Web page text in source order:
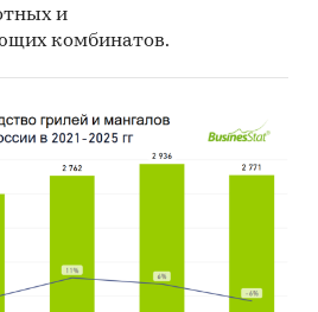
и
комбинатов.